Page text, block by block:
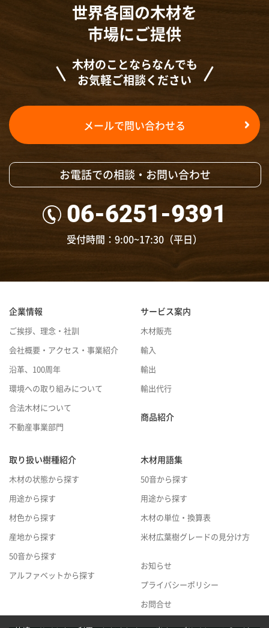
世界各国の木材を
市場にご提供
木材のことならなんでも
お気軽ご相談ください
お電話での相談・お問い合わせ
06-6251-9391
受付時間：9:00~17:30（平日）
メールで問い合わせる
企業情報
ご挨拶、理念・社訓
会社概要・アクセス・事業紹介
沿革、100周年
環境への取り組みについて
合法木材について
不動産事業部門
サービス案内
木材販売
輸入
輸出
輸出代行
商品紹介
取り扱い樹種紹介
木材の状態から探す
用途から探す
材色から探す
産地から探す
50音から探す
アルファベットから探す
木材用語集
50音から探す
用途から探す
木材の単位・換算表
米材広葉樹グレードの見分け方
お知らせ
プライバシーポリシー
お問合せ